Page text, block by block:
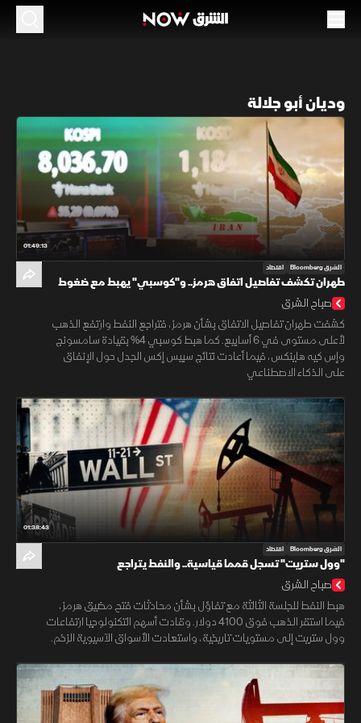
وديان أبو جلالة
01:49:13
الشرق Bloomberg اقتصاد
طهران تكشف تفاصيل اتفاق هرمز.. و"كوسبي" يهبط مع ضغوط
الذكاء الاصطناعي
صباح الشرق
كشفت طهران تفاصيل الاتفاق بشأن هرمز، فتراجع النفط وارتفع الذهب
لأعلى مستوى في 6 أسابيع. كما هبط كوسبي 4% بقيادة سامسونج
وإس كيه هاينكس، فيما أعادت نتائج سبيس إكس الجدل حول الإنفاق
على الذكاء الاصطناعي
01:38:43
الشرق Bloomberg اقتصاد
"وول ستريت" تسجل قمما قياسية.. والنفط يتراجع
صباح الشرق
هبط النفط للجلسة الثالثة مع تفاؤل بشأن محادثات فتح مضيق هرمز،
فيما استقر الذهب فوق 4100 دولار. وقادت أسهم التكنولوجيا ارتفاعات
وول ستريت إلى مستويات تاريخية، واستعادت الأسواق الآسيوية الزخم.